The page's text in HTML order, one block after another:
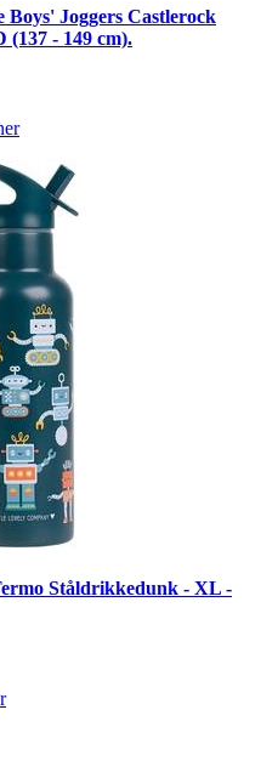
Joggers Castlerock
- 149 cm).
Ståldrikkedunk - XL -